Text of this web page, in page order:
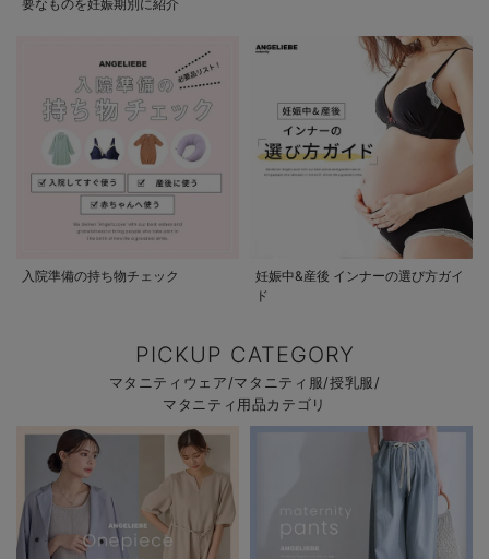
要なものを妊娠期別に紹介
入院準備の持ち物チェック
妊娠中&産後 インナーの選び方ガイ
ド
PICKUP CATEGORY
マタニティウェア/マタニティ服/授乳服/
マタニティ用品カテゴリ